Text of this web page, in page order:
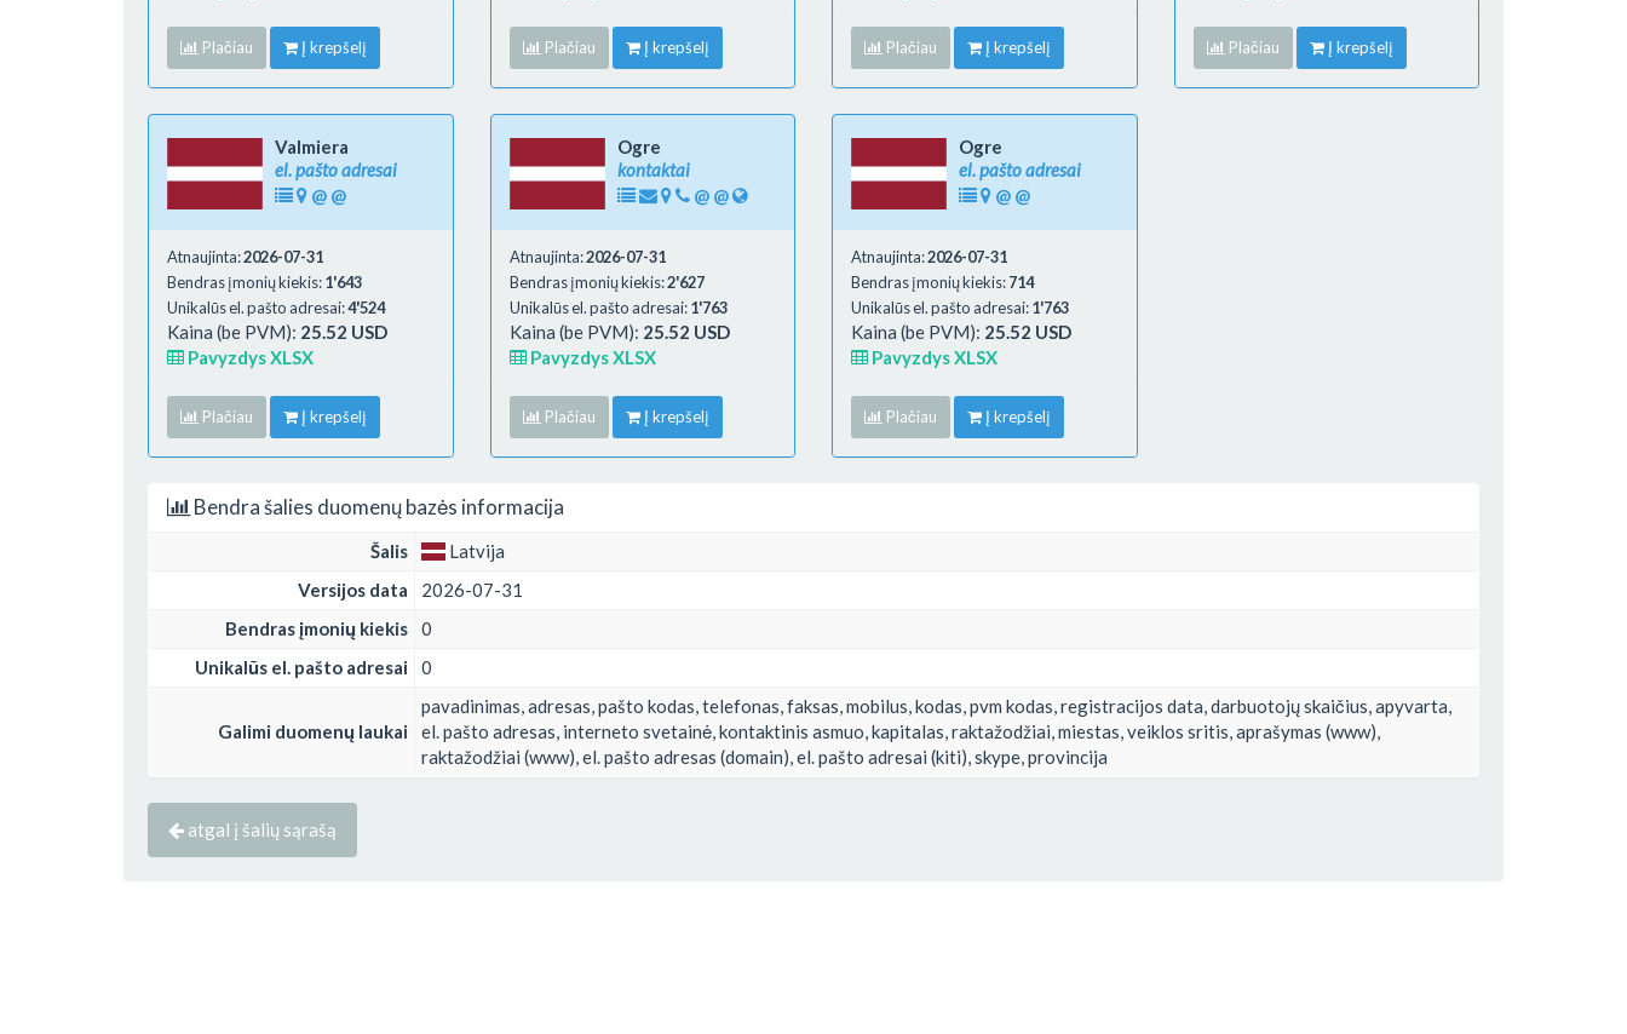
Plačiau Į krepšelį Plačiau Į krepšelį Plačiau Į krepšelį Plačiau Į krepšelį
Valmiera
el. pašto adresai
@ @
Atnaujinta:2026-07-31
Bendras įmonių kiekis:1'643
Unikalūs el. pašto adresai:4'524
Kaina (be PVM): 25.52 USD
Pavyzdys XLSX
Plačiau Į krepšelį
Ogre
kontaktai
@ @
Atnaujinta:2026-07-31
Bendras įmonių kiekis:2'627
Unikalūs el. pašto adresai:1'763
Kaina (be PVM): 25.52 USD
Pavyzdys XLSX
Plačiau Į krepšelį
Ogre
el. pašto adresai
@ @
Atnaujinta:2026-07-31
Bendras įmonių kiekis:714
Unikalūs el. pašto adresai:1'763
Kaina (be PVM): 25.52 USD
Pavyzdys XLSX
Plačiau Į krepšelį
Bendra šalies duomenų bazės informacija
Šalis
Latvija
Versijos data
2026-07-31
Bendras įmonių kiekis
0
Unikalūs el. pašto adresai
0
Galimi duomenų laukai
pavadinimas, adresas, pašto kodas, telefonas, faksas, mobilus, kodas, pvm kodas, registracijos data, darbuotojų skaičius, apyvarta,
el. pašto adresas, interneto svetainė, kontaktinis asmuo, kapitalas, raktažodžiai, miestas, veiklos sritis, aprašymas (www),
raktažodžiai (www), el. pašto adresas (domain), el. pašto adresai (kiti), skype, provincija
atgal į šalių sąrašą